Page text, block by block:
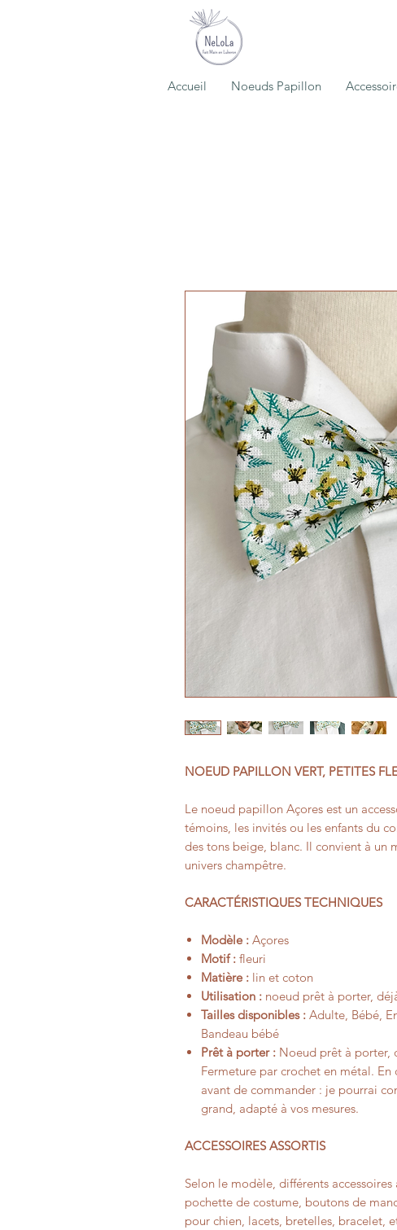
Accueil Noeuds Papillon
NOEUD PAPILLON VERT, PETITES
Le noeud papillon Açores est un
témoins, les invités ou les enfants du
des tons beige, blanc. Il convient à un
univers champêtre.
CARACTÉRISTIQUES TECHNIQUES
Modèle : Açores
Motif : fleuri
Matière : lin et coton
Utilisation : noeud prêt à porter,
Tailles disponibles : Adulte, Bébé,
Bandeau bébé
Prêt à porter : Noeud prêt à porter,
Fermeture par crochet en métal.
avant de commander : je pourrai
grand, adapté à vos mesures.
ACCESSOIRES ASSORTIS
Selon le modèle, différents
pochette de costume, boutons de
pour chien, lacets, bretelles, bracelet,